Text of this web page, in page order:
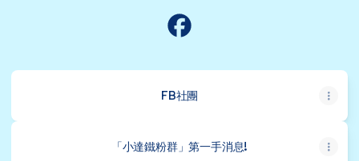
FB社團
「小達鐵粉群」第一手消息!